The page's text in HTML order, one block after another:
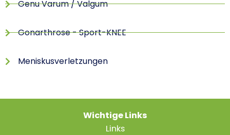
Genu Varum / Valgum
Gonarthrose - Sport-KNEE
Meniskusverletzungen
Wichtige Links
Links